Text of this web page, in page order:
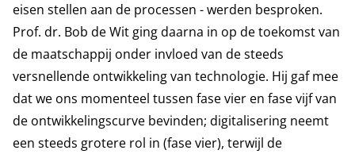
eisen stellen aan de processen - werden besproken.
Prof. dr. Bob de Wit ging daarna in op de toekomst van
de maatschappij onder invloed van de steeds
versnellende ontwikkeling van technologie. Hij gaf mee
dat we ons momenteel tussen fase vier en fase vijf van
de ontwikkelingscurve bevinden; digitalisering neemt
een steeds grotere rol in (fase vier), terwijl de